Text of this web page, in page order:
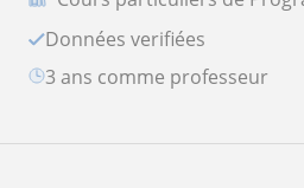
Données verifiées
3 ans comme professeur